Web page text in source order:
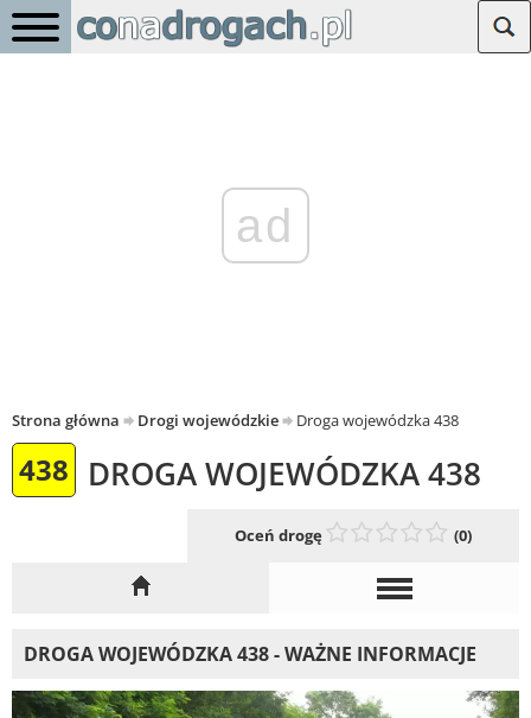
ad
Strona główna Drogi wojewódzkie Droga wojewódzka 438
438 DROGA WOJEWÓDZKA 438
Oceń drogę (0)
DROGA WOJEWÓDZKA 438 - WAŻNE INFORMACJE